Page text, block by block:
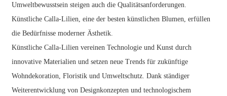
Umweltbewusstsein steigen auch die Qualitätsanforderungen.
Künstliche Calla-Lilien, eine der besten künstlichen Blumen, erfüllen
die Bedürfnisse moderner Ästhetik.
Künstliche Calla-Lilien vereinen Technologie und Kunst durch
innovative Materialien und setzen neue Trends für zukünftige
Wohndekoration, Floristik und Umweltschutz. Dank ständiger
Weiterentwicklung von Designkonzepten und technologischem